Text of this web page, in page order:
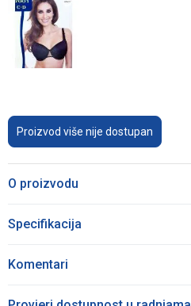
Proizvod više nije dostupan
O proizvodu
Specifikacija
Komentari